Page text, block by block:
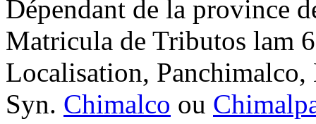
Dépendant de la province
Matricula de Tributos lam
Localisation, Panchimalco,
Syn. Chimalco ou